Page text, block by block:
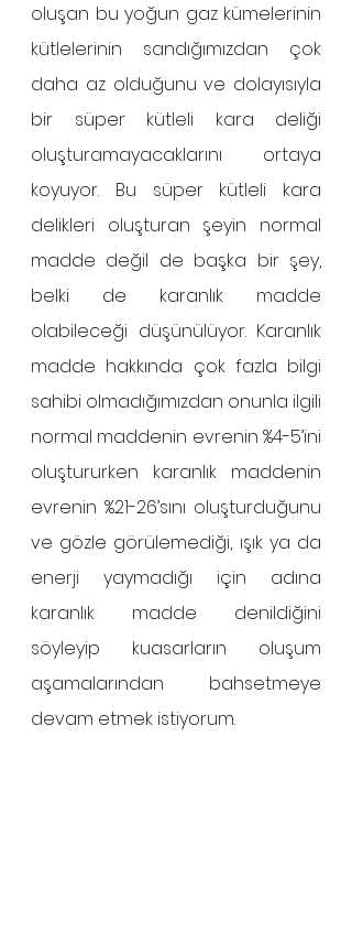
oluşan bu yoğun gaz kümelerinin
kütlelerinin sandığımızdan çok
daha az olduğunu ve dolayısıyla
bir süper kütleli kara deliği
oluşturamayacaklarını ortaya
koyuyor. Bu süper kütleli kara
delikleri oluşturan şeyin normal
madde değil de başka bir şey,
belki de karanlık madde
olabileceği düşünülüyor. Karanlık
madde hakkında çok fazla bilgi
sahibi olmadığımızdan onunla ilgili
normal maddenin evrenin %4-5’ini
oluştururken karanlık maddenin
evrenin %21-26’sını oluşturduğunu
ve gözle görülemediği, ışık ya da
enerji yaymadığı için adına
karanlık madde denildiğini
söyleyip kuasarların oluşum
aşamalarından bahsetmeye
devam etmek istiyorum.